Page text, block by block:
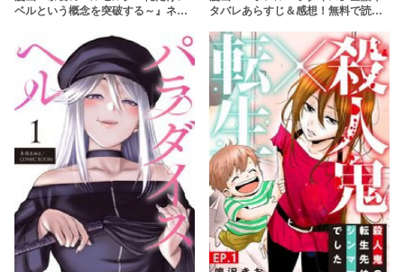
ベルという概念を突破する～』ネタ
下剋上ファンタジー
タバレあらすじ＆感想！無料で読め